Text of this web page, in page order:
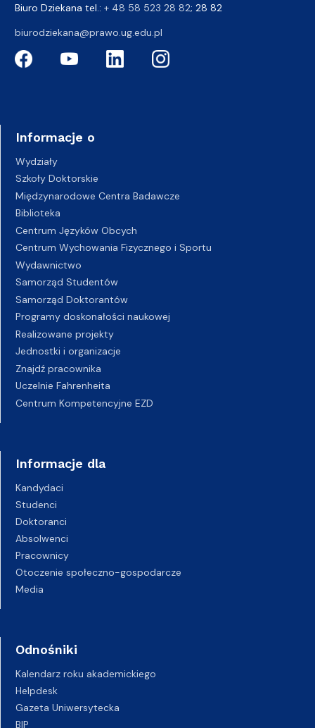
Biuro Dziekana tel.: + 48 58 523 28 82; 28 82
biurodziekana@prawo.ug.edu.pl
Informacje o
Wydziały
Szkoły Doktorskie
Międzynarodowe Centra Badawcze
Biblioteka
Centrum Języków Obcych
Centrum Wychowania Fizycznego i Sportu
Wydawnictwo
Samorząd Studentów
Samorząd Doktorantów
Programy doskonałości naukowej
Realizowane projekty
Jednostki i organizacje
Znajdź pracownika
Uczelnie Fahrenheita
Centrum Kompetencyjne EZD
Informacje dla
Kandydaci
Studenci
Doktoranci
Absolwenci
Pracownicy
Otoczenie społeczno-gospodarcze
Media
Odnośniki
Kalendarz roku akademickiego
Helpdesk
Gazeta Uniwersytecka
BIP